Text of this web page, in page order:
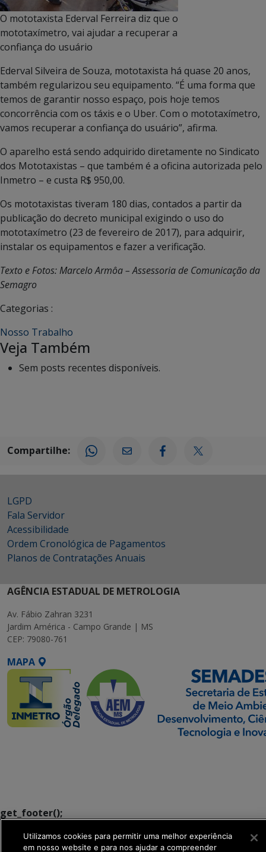
O mototaxista Ederval Ferreira diz que o
mototaxímetro, vai ajudar a recuperar a
confiança do usuário
Ederval Silveira de Souza, mototaxista há quase 20 anos,
também regularizou seu equipamento. “É uma forma que
temos de garantir nosso espaço, pois hoje temos
concorrência com os táxis e o Uber. Com o mototaxímetro,
vamos recuperar a confiança do usuário”, afirma.
O aparelho está sendo adquirido diretamente no Sindicato
dos Mototaxistas – que também é a oficina autorizada pelo
Inmetro – e custa R$ 950,00.
Os mototaxistas tiveram 180 dias, contados a partir da
publicação do decreto municipal exigindo o uso do
mototaxímetro (23 de fevereiro de 2017), para adquirir,
instalar os equipamentos e fazer a verificação.
Texto e Fotos: Marcelo Armôa – Assessoria de Comunicação da
Semagro
Categorias :
Nosso Trabalho
Veja Também
Sem posts recentes disponíveis.
Compartilhe:
LGPD
Fala Servidor
Acessibilidade
Ordem Cronológica de Pagamentos
Planos de Contratações Anuais
AGÊNCIA ESTADUAL DE METROLOGIA
Av. Fábio Zahran 3231
Jardim América - Campo Grande | MS
CEP: 79080-761
MAPA
get_footer();
Utilizamos cookies para permitir uma melhor experiência
em nosso website e para nos ajudar a compreender